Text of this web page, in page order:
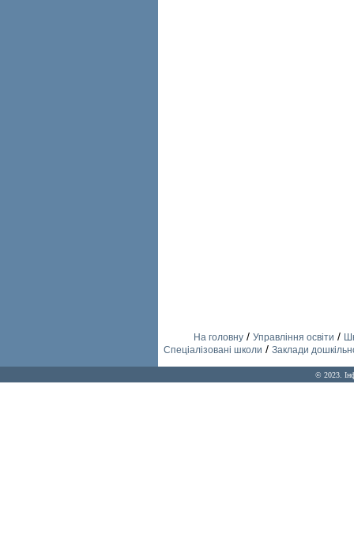
На головну/ Управління освіти /
Спеціалізовані школи / Заклади
© 2023.